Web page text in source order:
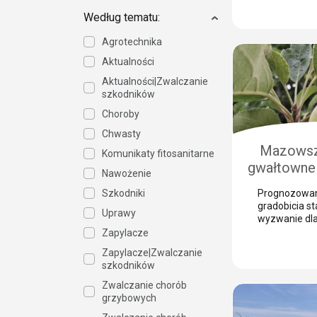
Według tematu:
Agrotechnika
Aktualności
Aktualności|Zwalczanie
szkodników
Choroby
Chwasty
Komunikaty fitosanitarne
Nawożenie
Szkodniki
Uprawy
Zapylacze
Zapylacze|Zwalczanie
szkodników
Zwalczanie chorób
grzybowych
powoduje
bramą dla
szkodniki,
jesieni.
wyjaśnia, […]
gradobicia
wyzwanie
kluczem do
strat jest
takim
patogenów